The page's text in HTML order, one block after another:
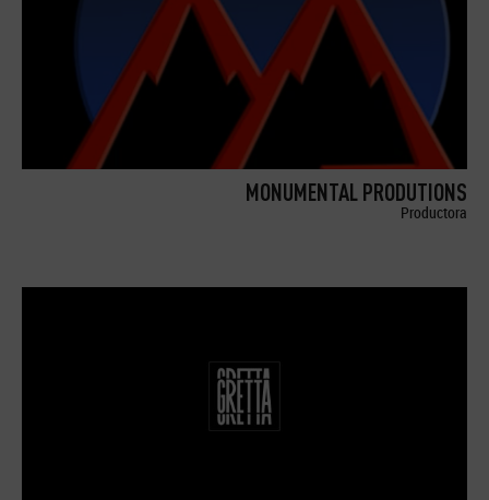
MONUMENTAL PRODUTIONS
Productora